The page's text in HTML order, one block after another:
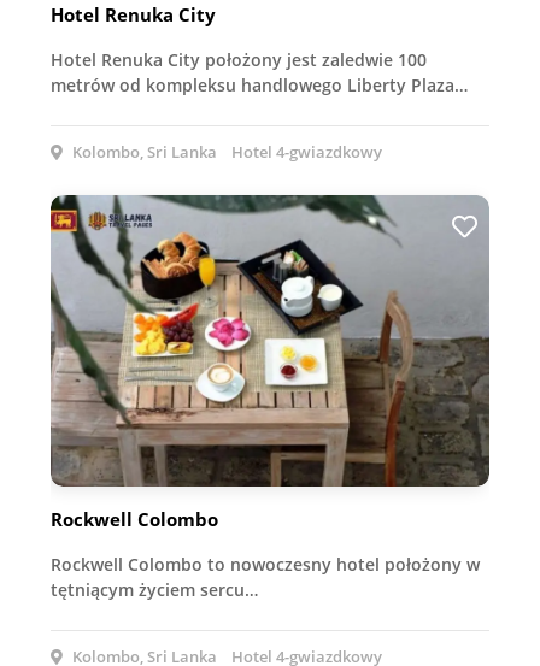
Hotel Renuka City
Hotel Renuka City położony jest zaledwie 100
metrów od kompleksu handlowego Liberty Plaza…
Kolombo, Sri Lanka Hotel 4-gwiazdkowy
Rockwell Colombo
Rockwell Colombo to nowoczesny hotel położony w
tętniącym życiem sercu…
Kolombo, Sri Lanka Hotel 4-gwiazdkowy